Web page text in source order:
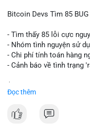
#vlikevn #titanbot
📰 Nguồn: Cointelegraph
Bitcoin Devs Tìm 85
- Tìm thấy 85 lỗi cực
- Nhóm tình nguyện sử
- Chi phí tính toán hàng
- Cảnh báo về tình trạng
Đọc thêm